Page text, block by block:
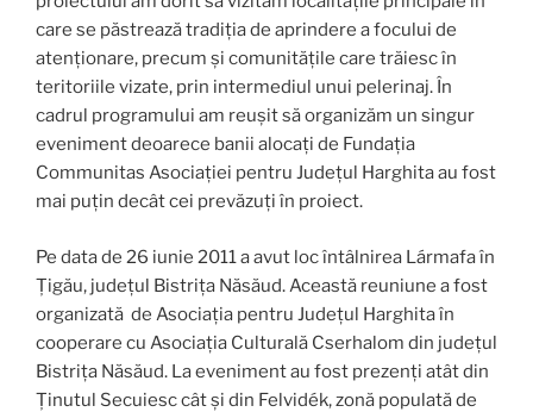
care se păstrează tradiția de aprindere a focului de
atenționare, precum și comunitățile care trăiesc în
teritoriile vizate, prin intermediul unui pelerinaj. În
cadrul programului am reușit să organizăm un singur
eveniment deoarece banii alocați de Fundația
Communitas Asociației pentru Județul Harghita au fost
mai puțin decât cei prevăzuți în proiect.
Pe data de 26 iunie 2011 a avut loc întâlnirea Lármafa în
Țigău, județul Bistrița Năsăud. Această reuniune a fost
organizată de Asociația pentru Județul Harghita în
cooperare cu Asociația Culturală Cserhalom din județul
Bistrița Năsăud. La eveniment au fost prezenți atât din
Ținutul Secuiesc cât și din Felvidék, zonă populată de